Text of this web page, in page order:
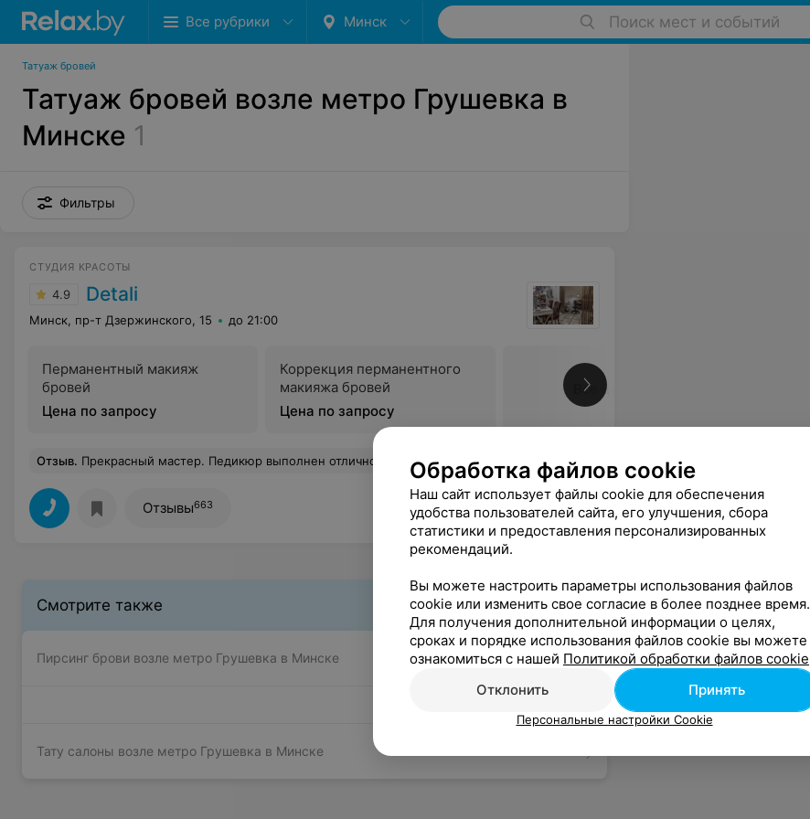
Все рубрики Минск Поиск мест и событий
Татуаж бровей
Татуаж бровей возле метро Грушевка в
Минске 1
Фильтры
СТУДИЯ КРАСОТЫ
4.9 Detali
Минск, пр-т Дзержинского, 15 до 21:00
Перманентный макияж
бровей
Цена по запросу
Коррекция перманентного
макияжа бровей
Цена по запросу
Все цены
Отзыв. Прекрасный мастер. Педикюр выполнен отлично!!! Перед этим делала и маникюр. Никаких нареканий , идеальная работа , всё ровненько и аккуратно! Советую подружкам! Алина мастера своего дела! Еще
Отзывы663
Смотрите также
Пирсинг брови возле метро Грушевка в Минске
Тату салоны возле метро Грушевка в Минске
Обработка файлов cookie
Наш сайт использует файлы cookie для обеспечения
удобства пользователей сайта, его улучшения, сбора
статистики и предоставления персонализированных
рекомендаций.
Вы можете настроить параметры использования файлов
cookie или изменить свое согласие в более позднее время.
Для получения дополнительной информации о целях,
сроках и порядке использования файлов cookie вы можете
ознакомиться с нашей Политикой обработки файлов cookie
Отклонить
Принять
Персональные настройки Cookie